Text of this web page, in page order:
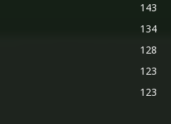
143
134
128
123
123